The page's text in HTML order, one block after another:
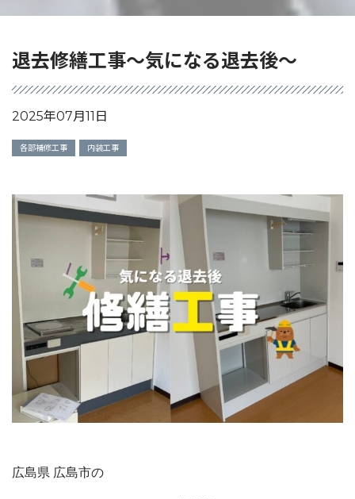
退去修繕工事～気になる退去後～
2025年07月11日
各部補修工事 内装工事
広島県 広島市の